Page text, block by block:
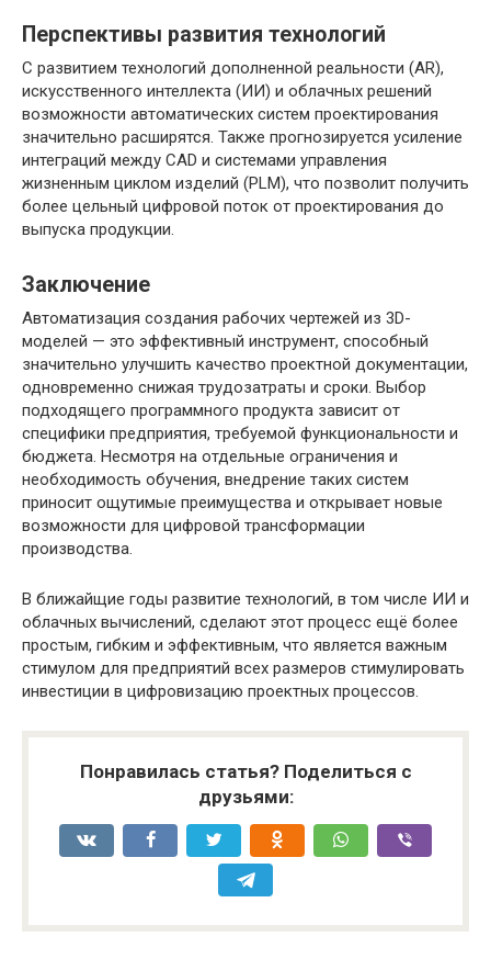
Перспективы развития технологий
С развитием технологий дополненной реальности (AR),
искусственного интеллекта (ИИ) и облачных решений
возможности автоматических систем проектирования
значительно расширятся. Также прогнозируется усиление
интеграций между CAD и системами управления
жизненным циклом изделий (PLM), что позволит получить
более цельный цифровой поток от проектирования до
выпуска продукции.
Заключение
Автоматизация создания рабочих чертежей из 3D-
моделей — это эффективный инструмент, способный
значительно улучшить качество проектной документации,
одновременно снижая трудозатраты и сроки. Выбор
подходящего программного продукта зависит от
специфики предприятия, требуемой функциональности и
бюджета. Несмотря на отдельные ограничения и
необходимость обучения, внедрение таких систем
приносит ощутимые преимущества и открывает новые
возможности для цифровой трансформации
производства.
В ближайщие годы развитие технологий, в том числе ИИ и
облачных вычислений, сделают этот процесс ещё более
простым, гибким и эффективным, что является важным
стимулом для предприятий всех размеров стимулировать
инвестиции в цифровизацию проектных процессов.
Понравилась статья? Поделиться с
друзьями: